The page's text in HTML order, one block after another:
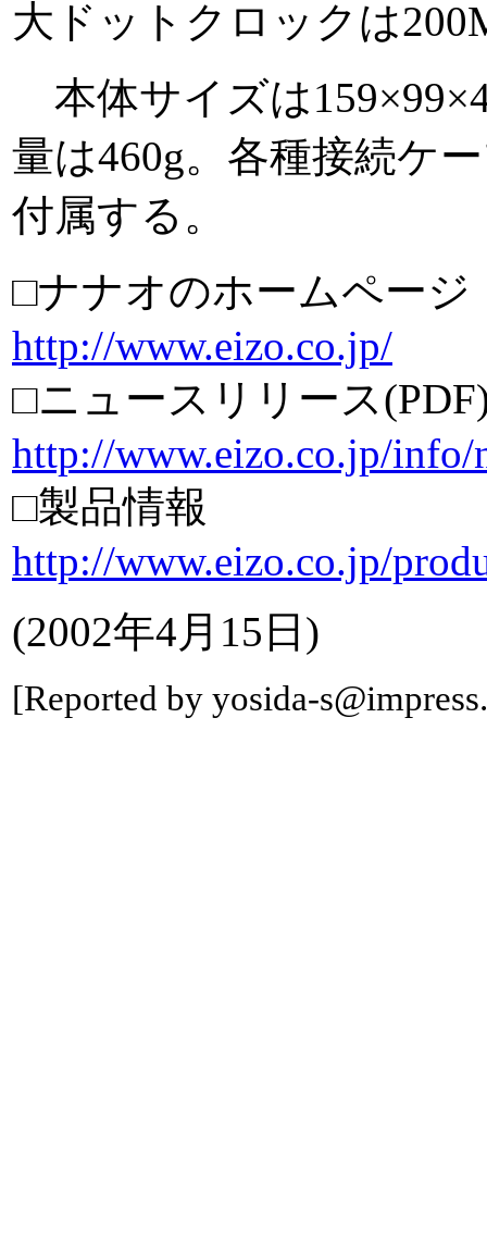
大ドットクロックは
本体サイズは
量は460g。各種接続ケ
付属する。
□ナナオのホームページ
http://www.eizo.co.jp/
□ニュースリリース
http://www.eizo.co.jp/
□製品情報
http://www.eizo.co.jp/
(2002年4月15日)
[Reported by yosida-